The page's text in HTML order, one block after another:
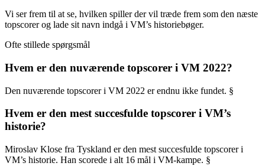
Vi ser frem til at se, hvilken spiller der vil træde frem som den næste
topscorer og lade sit navn indgå i VM’s historiebøger.
Ofte stillede spørgsmål
Hvem er den nuværende topscorer i VM 2022?
Den nuværende topscorer i VM 2022 er endnu ikke fundet. §
Hvem er den mest succesfulde topscorer i VM’s
historie?
Miroslav Klose fra Tyskland er den mest succesfulde topscorer i
VM’s historie. Han scorede i alt 16 mål i VM-kampe. §